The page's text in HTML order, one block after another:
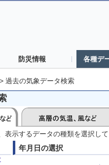
防災情報 各種デ
> 過去の気象データ検索
表示するデータの種類を選択して
年月日の選択